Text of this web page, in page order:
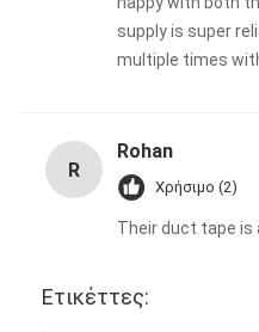
supply is super
multiple times
R
Rohan
Χρήσιμο (2)
Their duct tape is
Ετικέττες: